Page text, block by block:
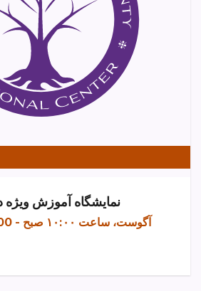
نمایشگاه آموزش ویژه
۷ آگوست، ساعت ۱۰:۰۰ صبح -